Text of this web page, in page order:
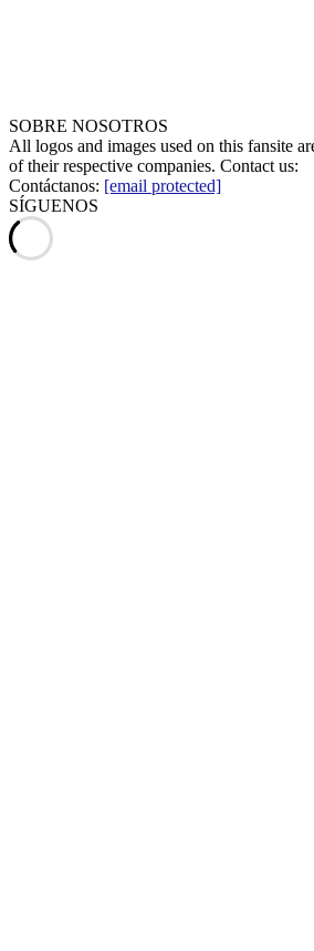
SOBRE NOSOTROS
All logos and images used on this fansite
of their respective companies. Contact us:
Contáctanos: [email protected]
SÍGUENOS